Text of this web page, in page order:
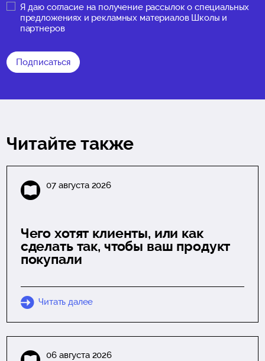
Я даю согласие на получение рассылок о специальных
предложениях и рекламных материалов Школы и
партнеров
Подписаться
Читайте также
07 августа 2026
Чего хотят клиенты, или как
сделать так, чтобы ваш продукт
покупали
Читать далее
06 августа 2026